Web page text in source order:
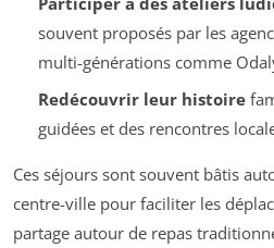
souvent proposés par les
multi-générations comme
Redécouvrir leur histoire
guidées et des rencontres
Ces séjours sont souvent bâtis
centre-ville pour faciliter les
partage autour de repas